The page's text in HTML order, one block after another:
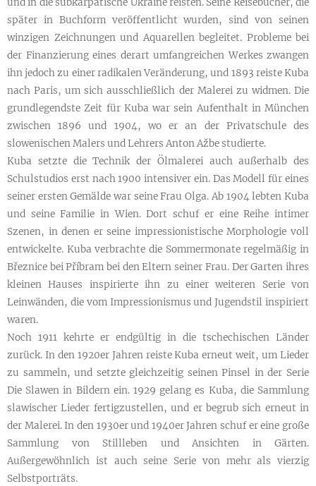
und in die subkarpatische Ukraine reisten. Seine Reisebücher, die
später in Buchform veröffentlicht wurden, sind von seinen
winzigen Zeichnungen und Aquarellen begleitet. Probleme bei
der Finanzierung eines derart umfangreichen Werkes zwangen
ihn jedoch zu einer radikalen Veränderung, und 1893 reiste Kuba
nach Paris, um sich ausschließlich der Malerei zu widmen. Die
grundlegendste Zeit für Kuba war sein Aufenthalt in München
zwischen 1896 und 1904, wo er an der Privatschule des
slowenischen Malers und Lehrers Anton Ažbe studierte.
Kuba setzte die Technik der Ölmalerei auch außerhalb des
Schulstudios erst nach 1900 intensiver ein. Das Modell für eines
seiner ersten Gemälde war seine Frau Olga. Ab 1904 lebten Kuba
und seine Familie in Wien. Dort schuf er eine Reihe intimer
Szenen, in denen er seine impressionistische Morphologie voll
entwickelte. Kuba verbrachte die Sommermonate regelmäßig in
Březnice bei Příbram bei den Eltern seiner Frau. Der Garten ihres
kleinen Hauses inspirierte ihn zu einer weiteren Serie von
Leinwänden, die vom Impressionismus und Jugendstil inspiriert
waren.
Noch 1911 kehrte er endgültig in die tschechischen Länder
zurück. In den 1920er Jahren reiste Kuba erneut weit, um Lieder
zu sammeln, und setzte gleichzeitig seinen Pinsel in der Serie
Die Slawen in Bildern ein. 1929 gelang es Kuba, die Sammlung
slawischer Lieder fertigzustellen, und er begrub sich erneut in
der Malerei. In den 1930er und 1940er Jahren schuf er eine große
Sammlung von Stillleben und Ansichten in Gärten.
Außergewöhnlich ist auch seine Serie von mehr als vierzig
Selbstporträts.